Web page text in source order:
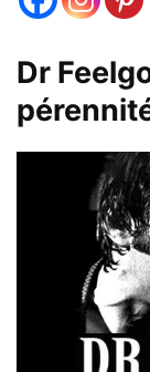
Dr